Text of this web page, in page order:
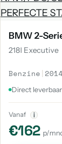
BMW 2-
218I Executive
Benzine | 2014
Direct leverbaar
Vanaf i
€162 p/